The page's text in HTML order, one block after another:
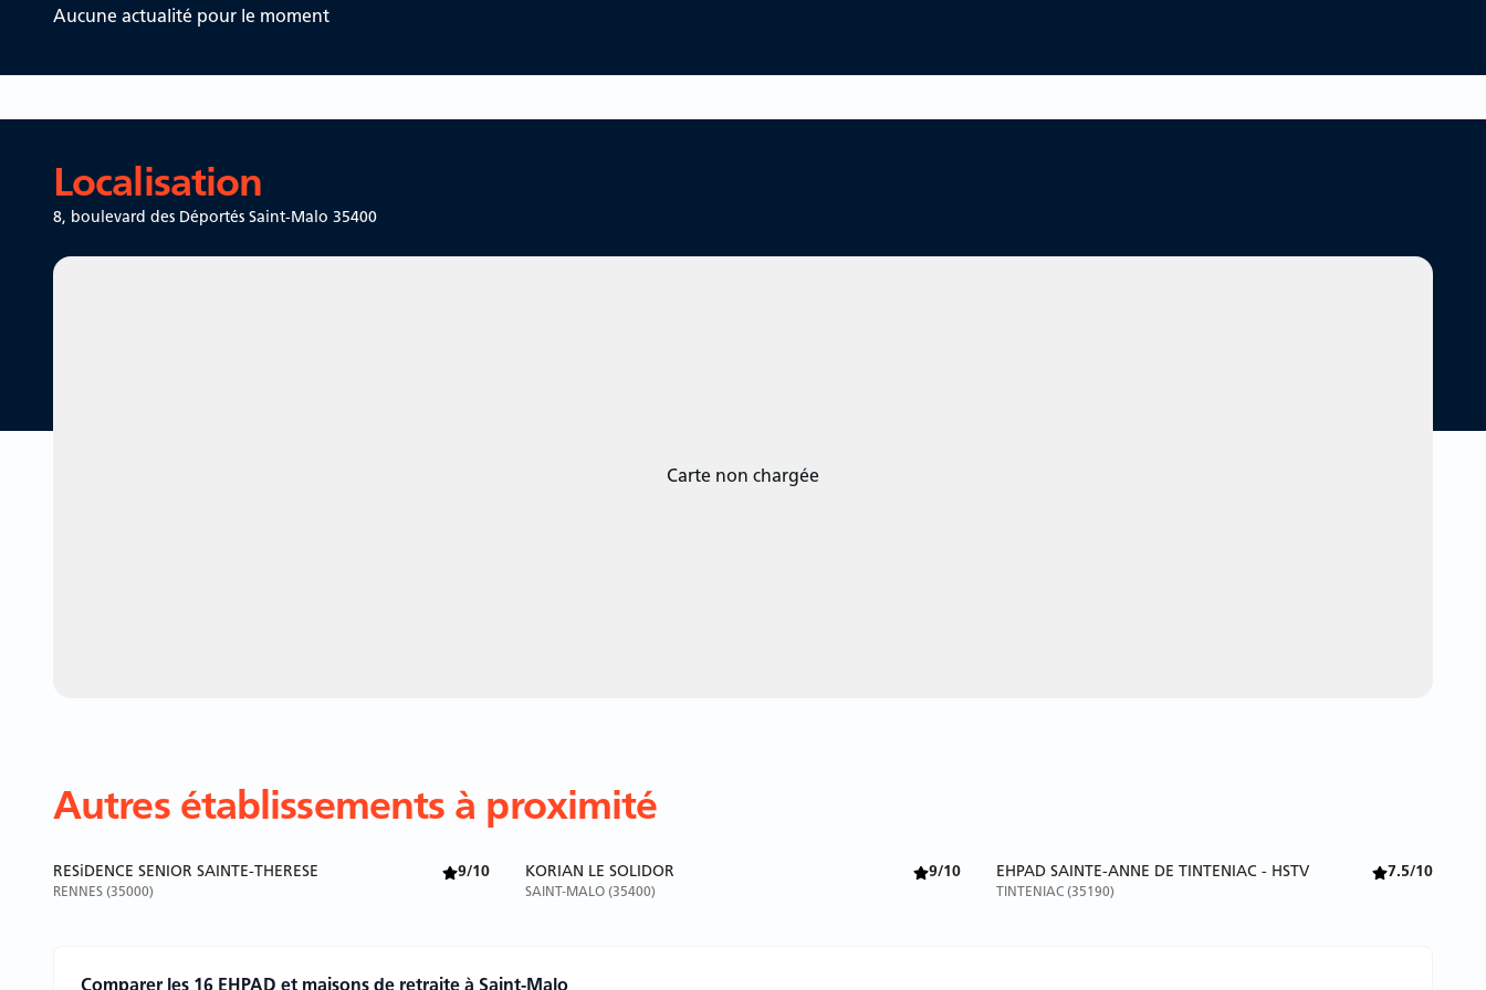
Aucune actualité pour le moment
Localisation
8, boulevard des Déportés Saint-Malo 35400
Carte non chargée
Autres établissements à proximité
RESiDENCE SENIOR SAINTE-THERESE 9/10
RENNES (35000)
KORIAN LE SOLIDOR 9/10
SAINT-MALO (35400)
EHPAD SAINTE-ANNE DE TINTENIAC - HSTV 7.5/10
TINTENIAC (35190)